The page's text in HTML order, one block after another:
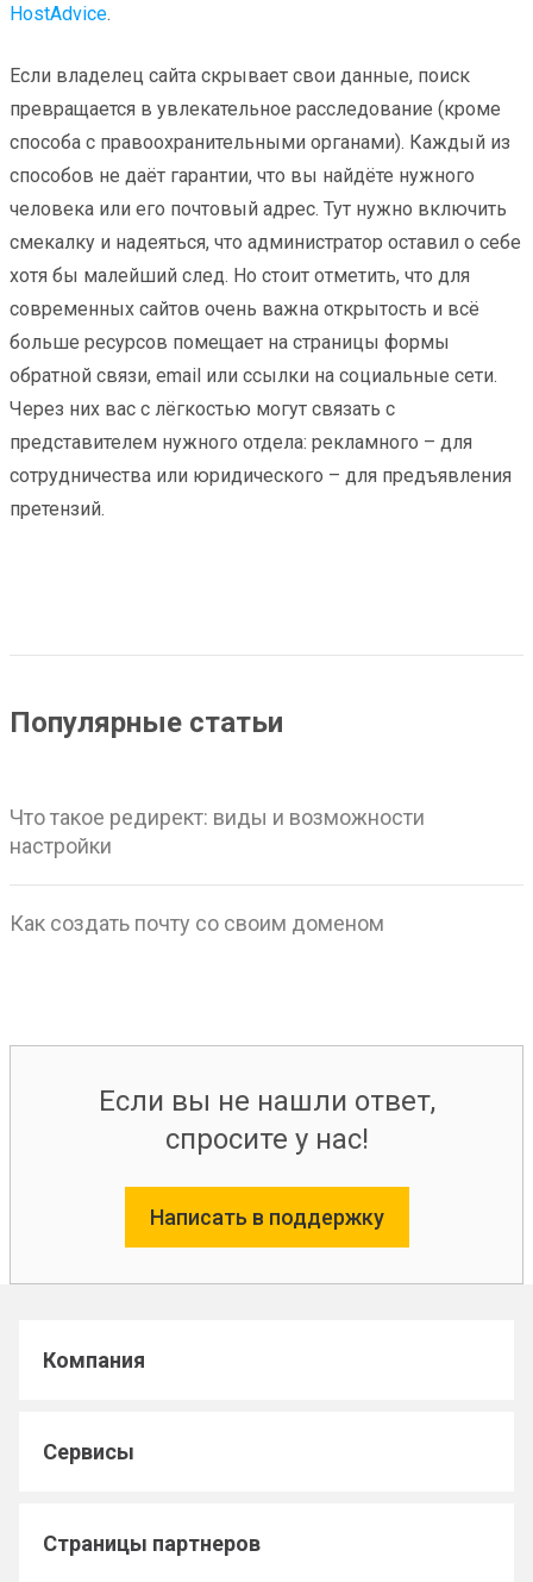
HostAdvice.
Если владелец сайта скрывает свои данные, поиск
превращается в увлекательное расследование (кроме
способа с правоохранительными органами). Каждый из
способов не даёт гарантии, что вы найдёте нужного
человека или его почтовый адрес. Тут нужно включить
смекалку и надеяться, что администратор оставил о себе
хотя бы малейший след. Но стоит отметить, что для
современных сайтов очень важна открытость и всё
больше ресурсов помещает на страницы формы
обратной связи, email или ссылки на социальные сети.
Через них вас с лёгкостью могут связать с
представителем нужного отдела: рекламного – для
сотрудничества или юридического – для предъявления
претензий.
Популярные статьи
Что такое редирект: виды и возможности
настройки
Как создать почту со своим доменом
Если вы не нашли ответ,
спросите у нас!
Написать в поддержку
Компания
Сервисы
Страницы партнеров